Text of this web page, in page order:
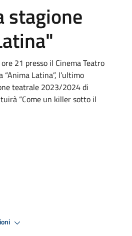
stagione
21 presso il Cinema Teatro
Latina”, l’ultimo
teatrale 2023/2024 di
“Come un killer sotto il